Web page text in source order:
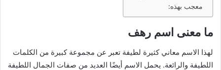
معجب بهذه:
ما معنى اسم رهف
لهذا الاسم معاني كثيرة لطيفة تعبر عن مجموعة كبيرة من الكلمات
اللطيفة والرائعة. يحمل الاسم أيضًا العديد من صفات الجمال اللطيفة